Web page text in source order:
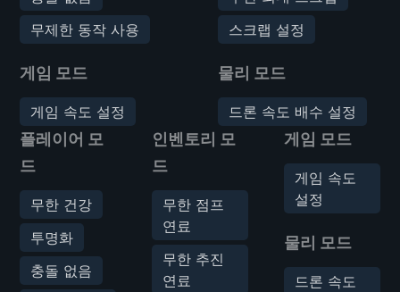
무제한 동작 사용
게임 모드
게임 속도 설정
스크랩 설정
물리 모드
드론 속도 배수 설정
플레이어 모
드
무한 건강
투명화
충돌 없음
인벤토리 모
드
무한 점프
연료
무한 추진
연료
게임 모드
게임 속도
설정
물리 모드
드론 속도